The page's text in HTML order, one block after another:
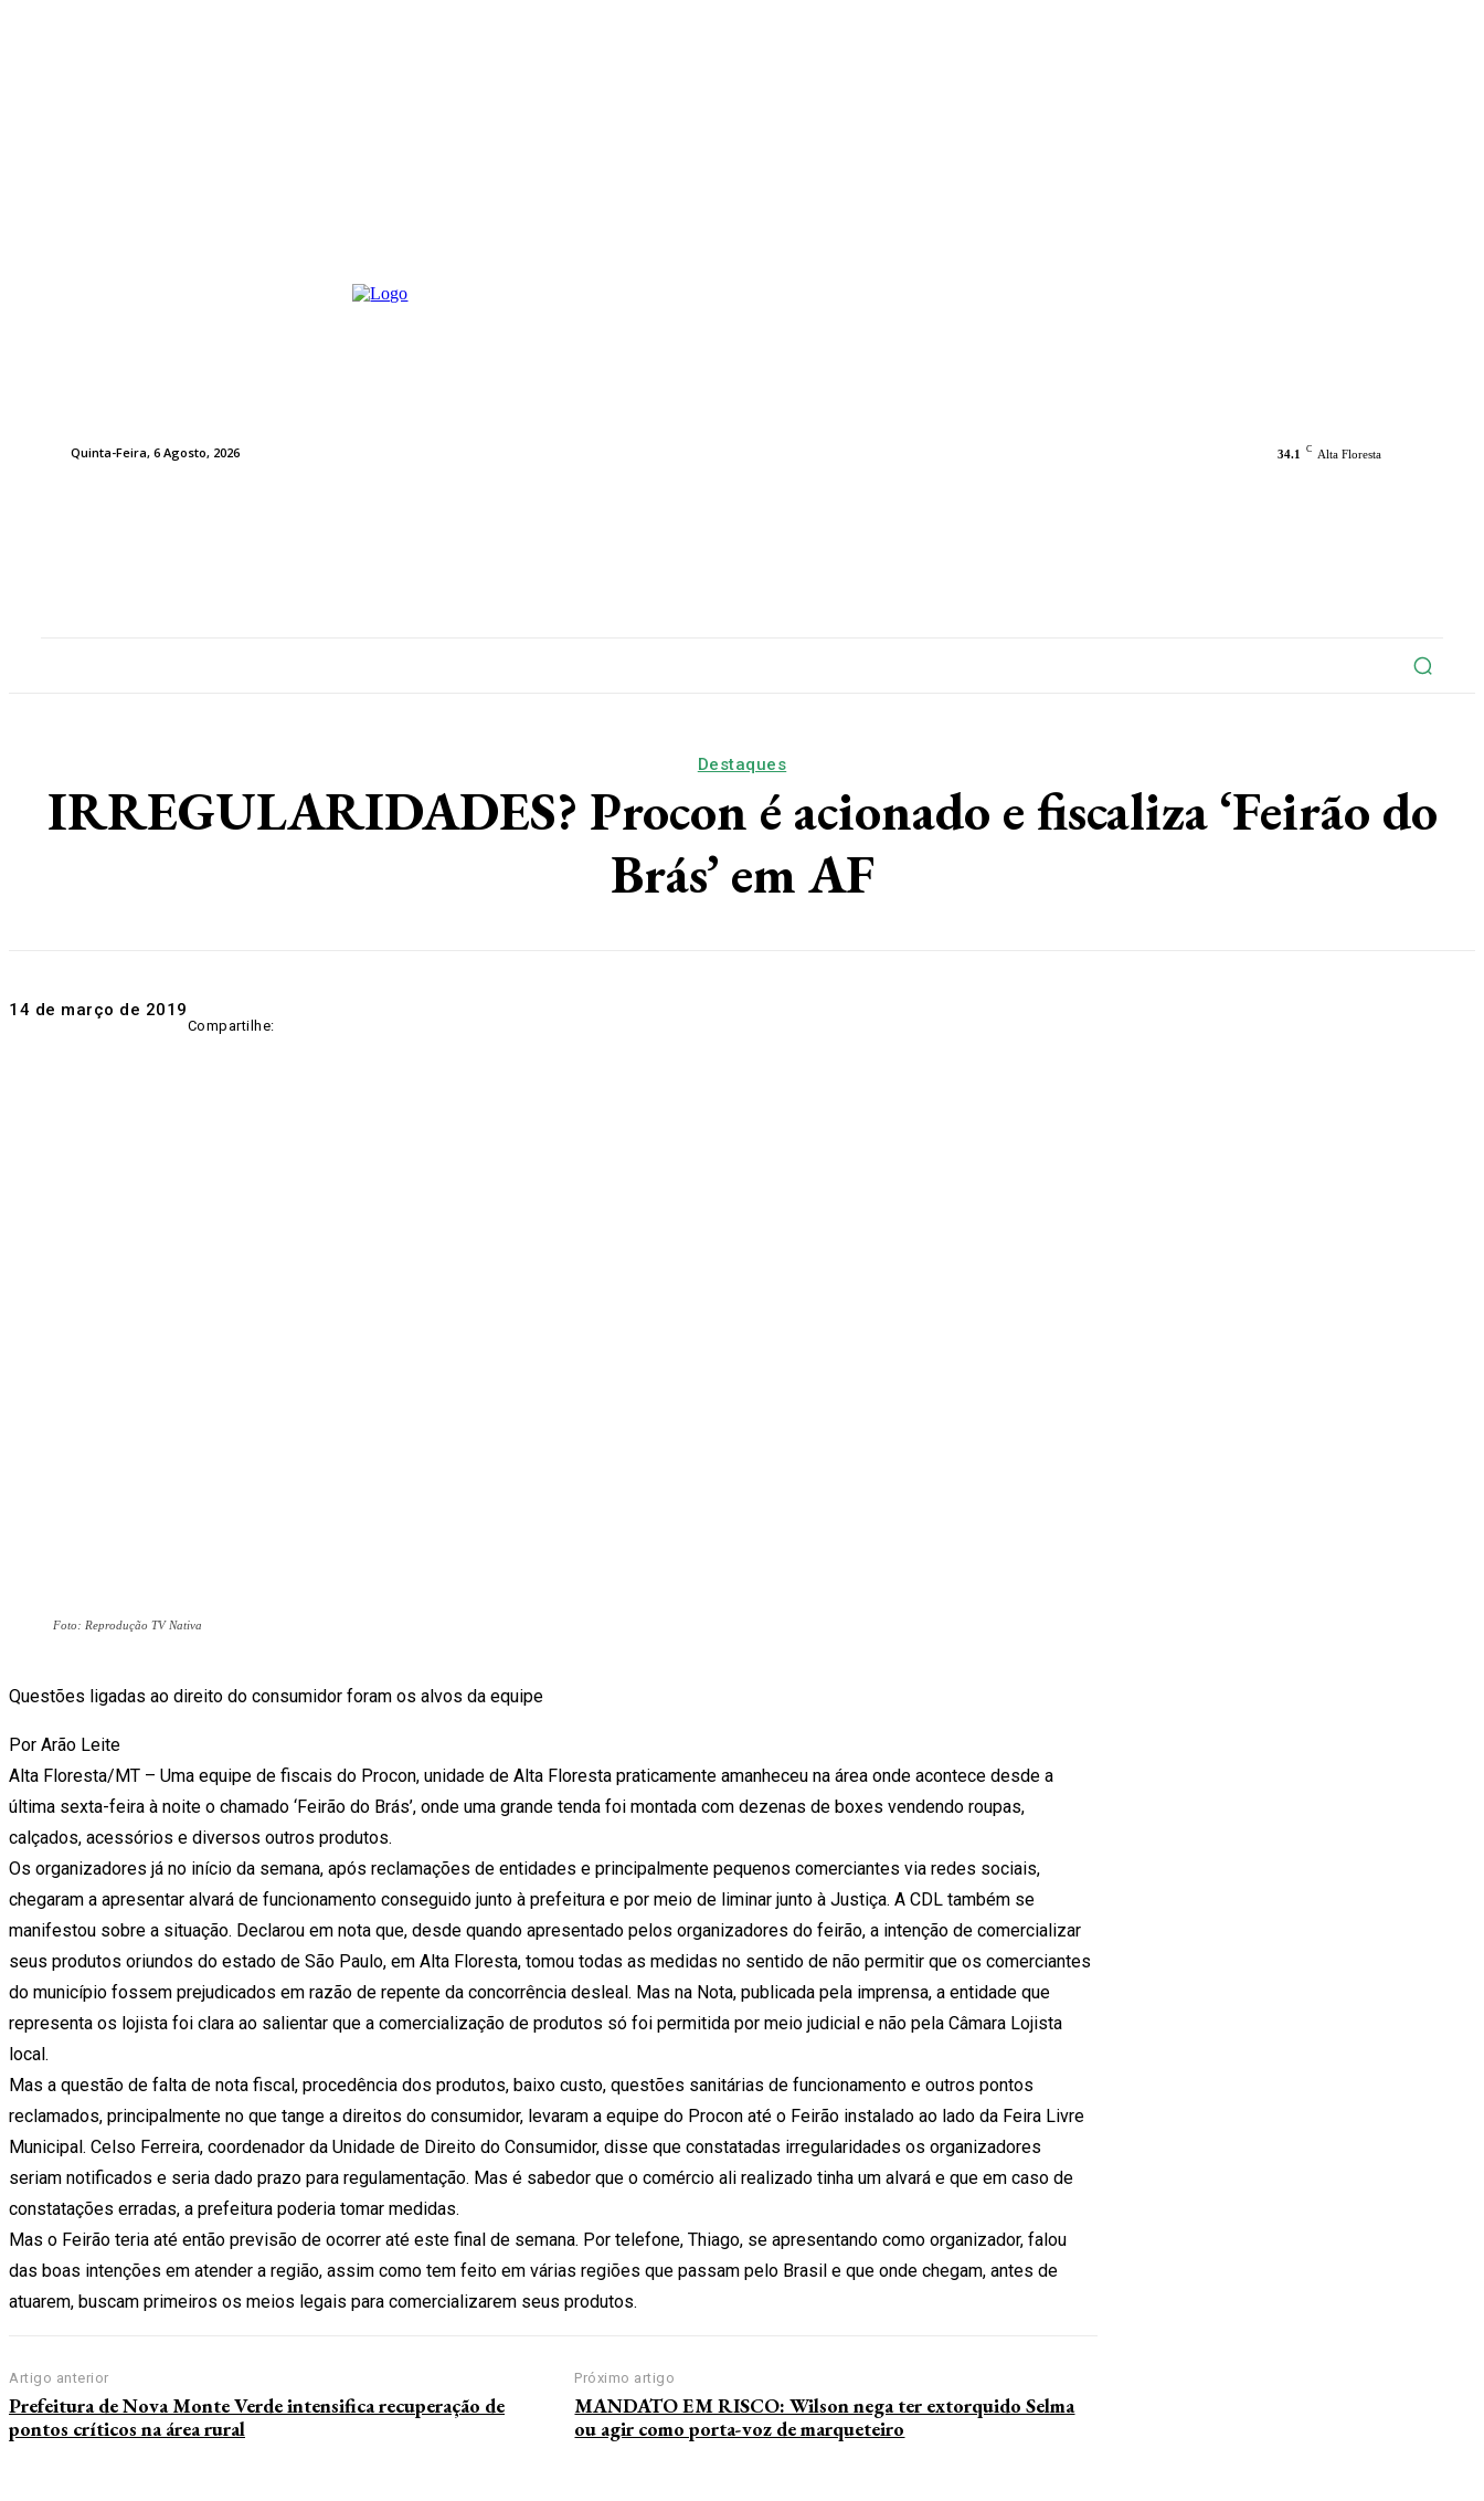
Quinta-Feira, 6 Agosto, 2026 34.1 C Alta Floresta
Destaques
IRREGULARIDADES? Procon é acionado e fiscaliza ‘Feirão do
Brás’ em AF
14 de março de 2019
Compartilhe:
Foto: Reprodução TV Nativa
Questões ligadas ao direito do consumidor foram os alvos da equipe
Por Arão Leite
Alta Floresta/MT – Uma equipe de fiscais do Procon, unidade de Alta Floresta praticamente amanheceu na área onde acontece desde a
última sexta-feira à noite o chamado ‘Feirão do Brás’, onde uma grande tenda foi montada com dezenas de boxes vendendo roupas,
calçados, acessórios e diversos outros produtos.
Os organizadores já no início da semana, após reclamações de entidades e principalmente pequenos comerciantes via redes sociais,
chegaram a apresentar alvará de funcionamento conseguido junto à prefeitura e por meio de liminar junto à Justiça. A CDL também se
manifestou sobre a situação. Declarou em nota que, desde quando apresentado pelos organizadores do feirão, a intenção de comercializar
seus produtos oriundos do estado de São Paulo, em Alta Floresta, tomou todas as medidas no sentido de não permitir que os comerciantes
do município fossem prejudicados em razão de repente da concorrência desleal. Mas na Nota, publicada pela imprensa, a entidade que
representa os lojista foi clara ao salientar que a comercialização de produtos só foi permitida por meio judicial e não pela Câmara Lojista
local.
Mas a questão de falta de nota fiscal, procedência dos produtos, baixo custo, questões sanitárias de funcionamento e outros pontos
reclamados, principalmente no que tange a direitos do consumidor, levaram a equipe do Procon até o Feirão instalado ao lado da Feira Livre
Municipal. Celso Ferreira, coordenador da Unidade de Direito do Consumidor, disse que constatadas irregularidades os organizadores
seriam notificados e seria dado prazo para regulamentação. Mas é sabedor que o comércio ali realizado tinha um alvará e que em caso de
constatações erradas, a prefeitura poderia tomar medidas.
Mas o Feirão teria até então previsão de ocorrer até este final de semana. Por telefone, Thiago, se apresentando como organizador, falou
das boas intenções em atender a região, assim como tem feito em várias regiões que passam pelo Brasil e que onde chegam, antes de
atuarem, buscam primeiros os meios legais para comercializarem seus produtos.
Artigo anterior
Prefeitura de Nova Monte Verde intensifica recuperação de
pontos críticos na área rural
Próximo artigo
MANDATO EM RISCO: Wilson nega ter extorquido Selma
ou agir como porta-voz de marqueteiro